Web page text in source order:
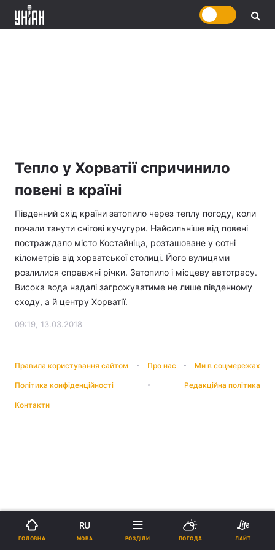
Тепло у Хорватії спричинило
повені в країні
Південний схід країни затопило через теплу погоду, коли
почали танути снігові кучугури. Найсильніше від повені
постраждало місто Костайніца, розташоване у сотні
кілометрів від хорватської столиці. Його вулицями
розлилися справжні річки. Затопило і місцеву автотрасу.
Висока вода надалі загрожуватиме не лише південному
сходу, а й центру Хорватії.
09:19, 13.03.2018
Правила користування сайтом Про нас Ми в соцмережах
Політика конфіденційності Редакційна політика
Контакти
ГОЛОВНА
RU
МОВА РОЗДІЛИ ПОГОДА ЛАЙТ